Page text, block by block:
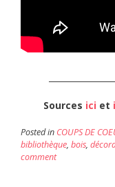
Sources ici et
Posted in COUPS DE
bibliothèque, bois,
comment